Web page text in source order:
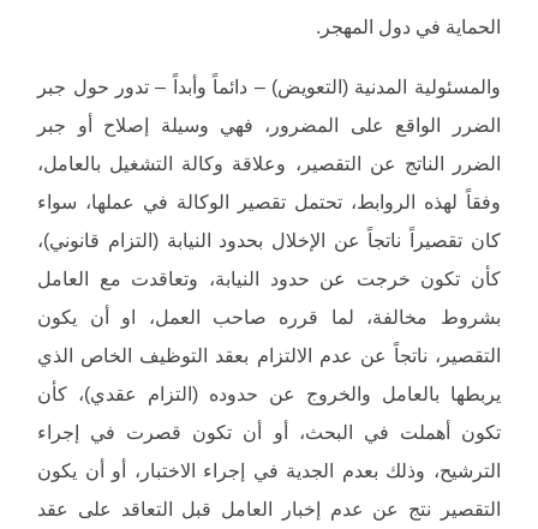
الحماية في دول المهجر.
والمسئولية المدنية (التعويض) – دائماً وأبداً – تدور حول جبر
الضرر الواقع على المضرور، فهي وسيلة إصلاح أو جبر
الضرر الناتج عن التقصير، وعلاقة وكالة التشغيل بالعامل،
وفقاً لهذه الروابط، تحتمل تقصير الوكالة في عملها، سواء
كان تقصيراً ناتجاً عن الإخلال بحدود النيابة (التزام قانوني)،
كأن تكون خرجت عن حدود النيابة، وتعاقدت مع العامل
بشروط مخالفة، لما قرره صاحب العمل، او أن يكون
التقصير، ناتجاً عن عدم الالتزام بعقد التوظيف الخاص الذي
يربطها بالعامل والخروج عن حدوده (التزام عقدي)، كأن
تكون أهملت في البحث، أو أن تكون قصرت في إجراء
الترشيح، وذلك بعدم الجدية في إجراء الاختبار، أو أن يكون
التقصير نتج عن عدم إخبار العامل قبل التعاقد على عقد